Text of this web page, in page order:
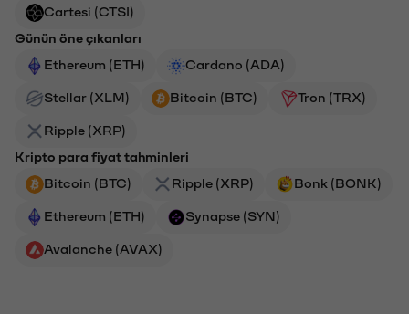
Cartesi (CTSI)
Günün öne çıkanları
Ethereum (ETH)
Cardano (ADA)
Stellar (XLM) Bitcoin (BTC) Tron (TRX)
Ripple (XRP)
Kripto para fiyat tahminleri
Bitcoin (BTC)
Ripple (XRP) Bonk (BONK)
Ethereum (ETH) Synapse (SYN)
Avalanche (AVAX)